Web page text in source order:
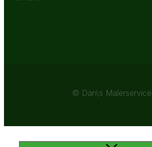
© Dan\s Malerservice